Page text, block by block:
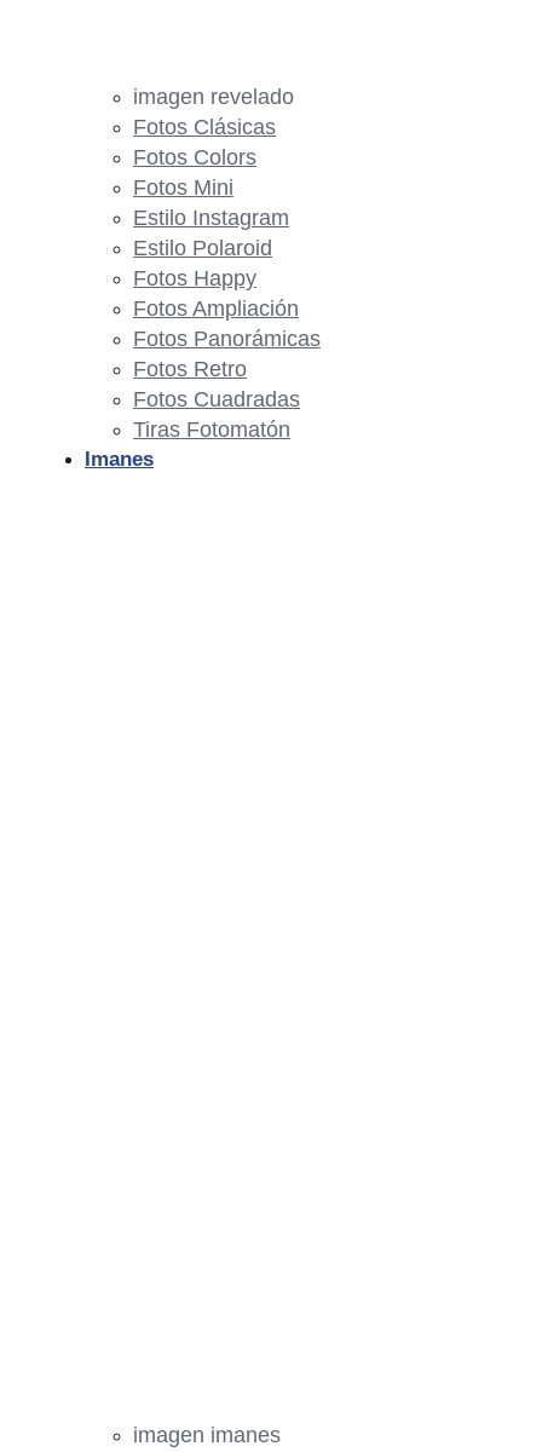
imagen revelado
Fotos Clásicas
Fotos Colors
Fotos Mini
Estilo Instagram
Estilo Polaroid
Fotos Happy
Fotos Ampliación
Fotos Panorámicas
Fotos Retro
Fotos Cuadradas
Tiras Fotomatón
Imanes
imagen imanes